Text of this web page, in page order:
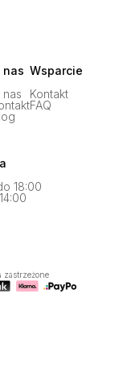
nas
nas
Wsparcie
Kontakt
FAQ
18:00